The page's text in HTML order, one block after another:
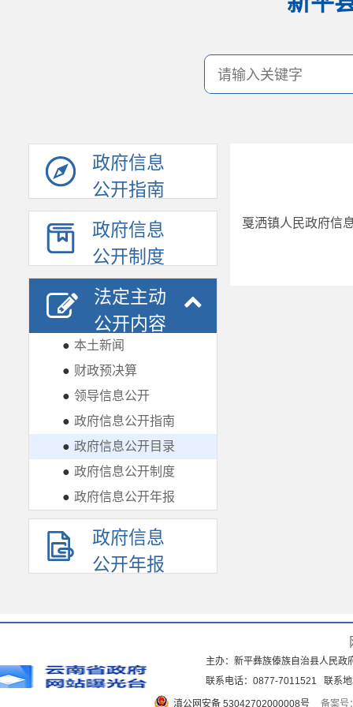
政府信息
公开指南
政府信息
公开制度
法定主动
公开内容
● 本土新闻
● 财政预决算
● 领导信息公开
● 政府信息公开指南
● 政府信息公开目录
● 政府信息公开制度
● 政府信息公开年报
政府信息
公开年报
戛洒镇人民政府信
主办：新平彝族傣族自治县人民
联系电话：0877-7011521 联系
滇公网安备 53042702000008号 备案号